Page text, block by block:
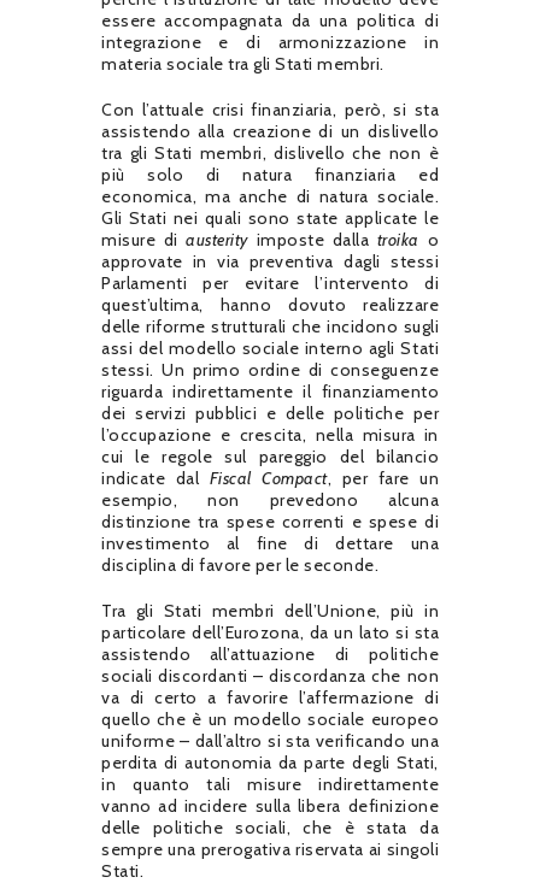
essere accompagnata da una politica di
integrazione e di armonizzazione in
materia sociale tra gli Stati membri.
Con l’attuale crisi finanziaria, però, si sta
assistendo alla creazione di un dislivello
tra gli Stati membri, dislivello che non è
più solo di natura finanziaria ed
economica, ma anche di natura sociale.
Gli Stati nei quali sono state applicate le
misure diausterity imposte dalla troika o
approvate in via preventiva dagli stessi
Parlamenti per evitare l’intervento di
quest’ultima, hanno dovuto realizzare
delle riforme strutturali che incidono sugli
assi del modello sociale interno agli Stati
stessi. Un primo ordine di conseguenze
riguarda indirettamente il finanziamento
dei servizi pubblici e delle politiche per
l’occupazione e crescita, nella misura in
cui le regole sul pareggio del bilancio
indicate dal Fiscal Compact, per fare un
esempio, non prevedono alcuna
distinzione tra spese correnti e spese di
investimento al fine di dettare una
disciplina di favore per le seconde.
Tra gli Stati membri dell’Unione, più in
particolare dell’Eurozona, da un lato si sta
assistendo all’attuazione di politiche
sociali discordanti – discordanza che non
va di certo a favorire l’affermazione di
quello che è un modello sociale europeo
uniforme – dall’altro si sta verificando una
perdita di autonomia da parte degli Stati,
in quanto tali misure indirettamente
vanno ad incidere sulla libera definizione
delle politiche sociali, che è stata da
sempre una prerogativa riservata ai singoli
Stati.